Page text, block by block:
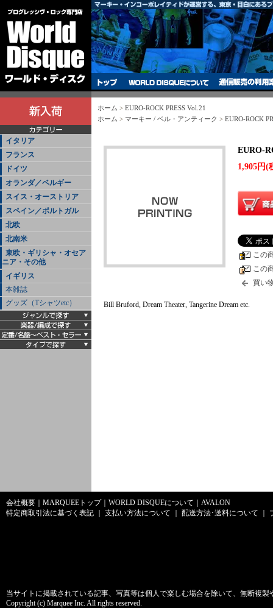
イタリア
フランス
ドイツ
オランダ／ベルギー
スイス・オーストリア
スペイン／ポルトガル
北欧
北南米
東欧・ギリシャ・オセア
ニア・その他
イギリス
本雑誌
グッズ（Tシャツetc）
ホーム > EURO-ROCK PRESS Vol.21
ホーム > マーキー / ベル・アンティーク > EURO-ROCK
EURO-
1,905円(
この
この
買い
Bill Bruford, Dream Theater, Tangerine Dream etc.
会社概要 MARQUEEトップ｜ WORLD DISQUEについて
AVALON
特定商取引法に基づく表記
支払い方法について 配送方法･送料について
当サイトに掲載されている記事、写真等は個人で楽しむ場合を除いて、無断複
Copyright (c) Marquee Inc. All rights reserved.